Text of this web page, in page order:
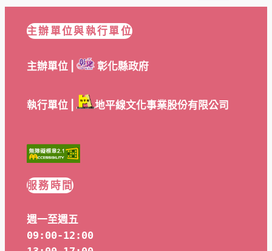
主辦單位與執行單位
主辦單位 | 彰化縣政府
執行單位 | 地平線文化事業股份有限公司
服務時間
週一至週五
09:00-12:00